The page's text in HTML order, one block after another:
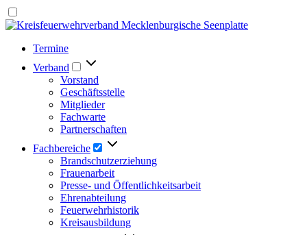
Termine
Verband
Vorstand
Geschäftsstelle
Mitglieder
Fachwarte
Partnerschaften
Fachbereiche
Brandschutzerziehung
Frauenarbeit
Presse- und Öffentlichkeitsarbeit
Ehrenabteilung
Feuerwehrhistorik
Kreisausbildung